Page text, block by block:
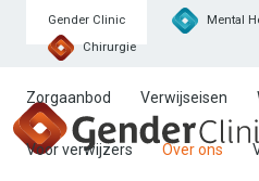
Gender Clinic Mental
Chirurgie
Zorgaanbod Verwijseisen
Voor verwijzers Over ons